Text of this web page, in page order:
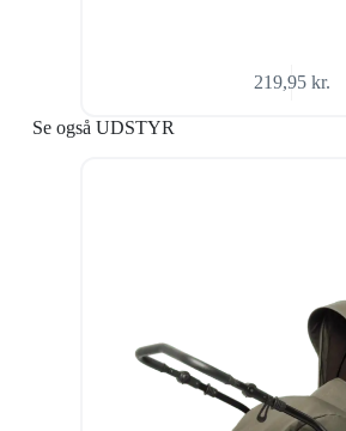
219,95 kr.
Se også UDSTYR